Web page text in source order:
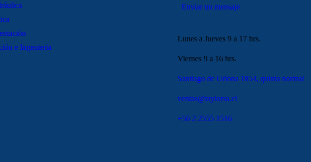
e Ingeniería
Enviar un mensaje
Lunes a Jueves 9 a 17 hrs.
Viernes 9 a 16 hrs.
Santiago de Uriona 1854, quinta normal
ventas@taylorsa.cl
+56 2 2555 1516